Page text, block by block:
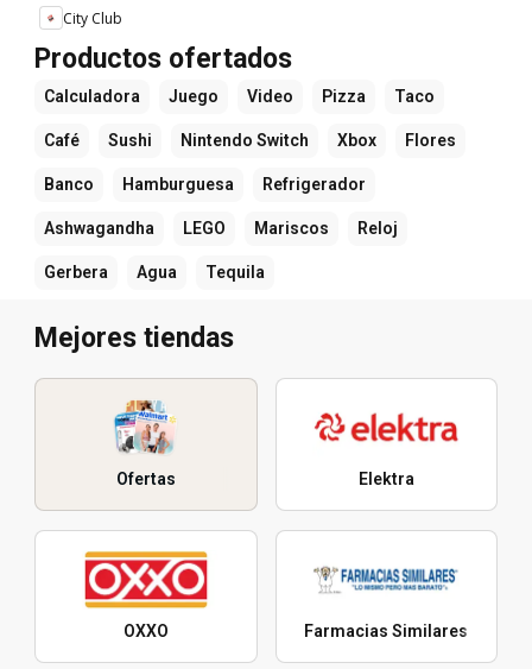
City Club
Productos ofertados
Calculadora Juego Video Pizza Taco
Café Sushi Nintendo Switch Xbox Flores
Banco Hamburguesa Refrigerador
Ashwagandha LEGO Mariscos Reloj
Gerbera Agua Tequila
Mejores tiendas
Ofertas Elektra
OXXO Farmacias Similares